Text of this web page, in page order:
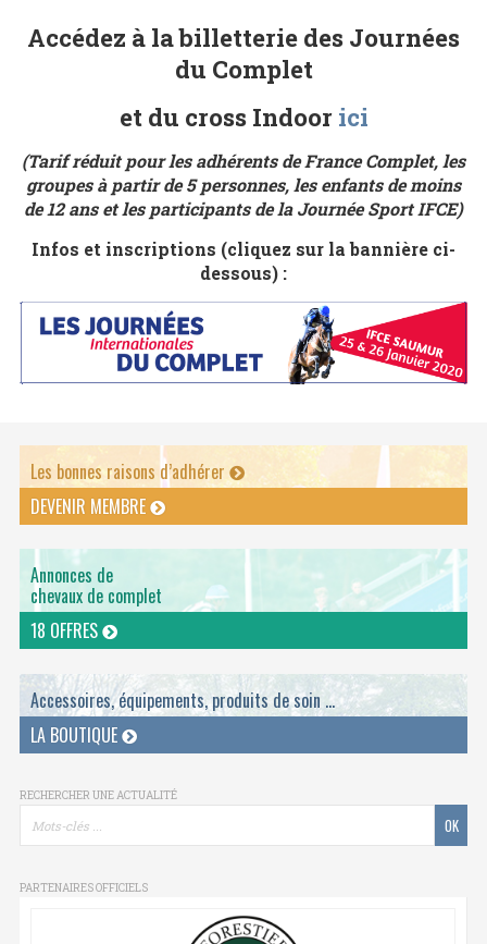
Accédez à la billetterie des Journées
du Complet
et du cross Indoor ici
(Tarif réduit pour les adhérents de France Complet, les
groupes à partir de 5 personnes, les enfants de moins
de 12 ans et les participants de la Journée Sport IFCE)
Infos et inscriptions (cliquez sur la bannière ci-
dessous) :
Les bonnes raisons d’adhérer
DEVENIR MEMBRE
Annonces de
chevaux de complet
18 OFFRES
Accessoires, équipements, produits de soin ...
LA BOUTIQUE
RECHERCHER UNE ACTUALITÉ
PARTENAIRES OFFICIELS